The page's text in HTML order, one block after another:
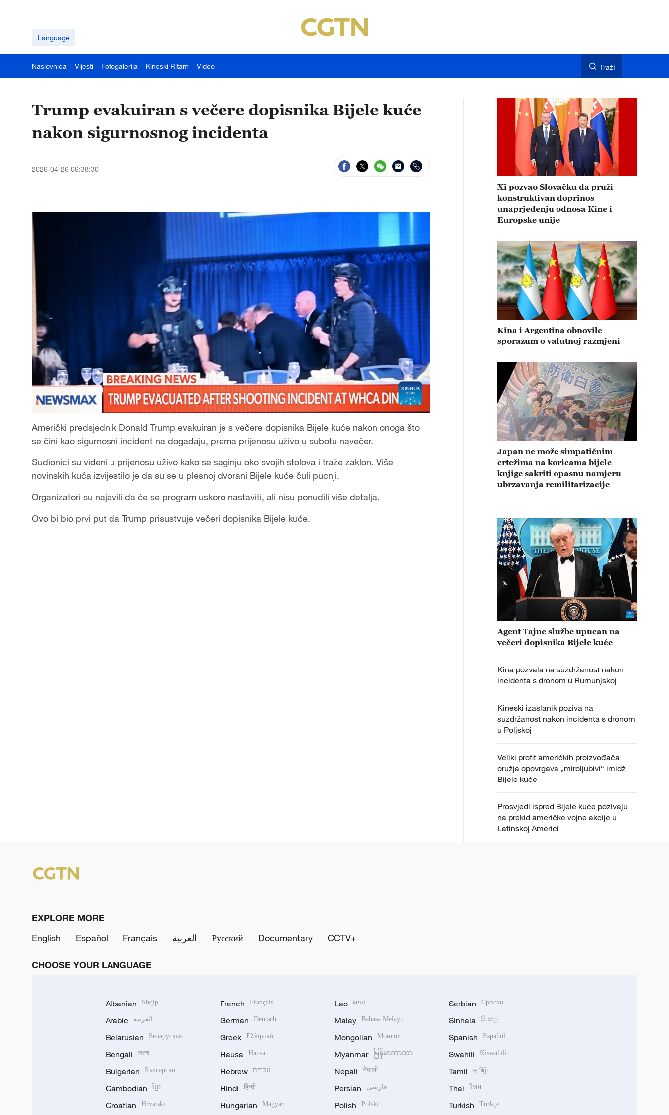
Language
Naslovnica Vijesti Fotogalerija Kineski Ritam Video TražI
Trump evakuiran s večere dopisnika Bijele kuće
nakon sigurnosnog incidenta
2026-04-26 06:38:30
Američki predsjednik Donald Trump evakuiran je s večere dopisnika Bijele kuće nakon onoga što
se čini kao sigurnosni incident na događaju, prema prijenosu uživo u subotu navečer.
Sudionici su viđeni u prijenosu uživo kako se saginju oko svojih stolova i traže zaklon. Više
novinskih kuća izvijestilo je da su se u plesnoj dvorani Bijele kuće čuli pucnji.
Organizatori su najavili da će se program uskoro nastaviti, ali nisu ponudili više detalja.
Ovo bi bio prvi put da Trump prisustvuje večeri dopisnika Bijele kuće.
Xi pozvao Slovačku da pruži
konstruktivan doprinos
unaprjeđenju odnosa Kine i
Europske unije
Kina i Argentina obnovile
sporazum o valutnoj razmjeni
Japan ne može simpatičnim
crtežima na koricama bijele
knjige sakriti opasnu namjeru
ubrzavanja remilitarizacije
Agent Tajne službe upucan na
večeri dopisnika Bijele kuće
Kina pozvala na suzdržanost nakon
incidenta s dronom u Rumunjskoj
Kineski izaslanik poziva na
suzdržanost nakon incidenta s dronom
u Poljskoj
Veliki profit američkih proizvođača
oružja opovrgava „miroljubivi“ imidž
Bijele kuće
Prosvjedi ispred Bijele kuće pozivaju
na prekid američke vojne akcije u
Latinskoj Americi
EXPLORE MORE
English
Español Français العربية Русский Documentary CCTV+
CHOOSE YOUR LANGUAGE
Albanian Shqip
Arabic العربية
Belarusian Беларуская
Bengali বাংলা
Bulgarian Български
Cambodian ខ្មែរ
Croatian Hrvatski
French Français
German Deutsch
Greek Ελληνικά
Hausa Hausa
Hebrew עברית
Hindi हिन्दी
Hungarian Magyar
Lao ລາວ
Malay Bahasa Melayu
Mongolian Монгол
Myanmar မြန်မာဘာသာ
Nepali नेपाली
Persian فارسی
Polish Polski
Serbian Српски
Sinhala සිංහල
Spanish Español
Swahili Kiswahili
Tamil தமிழ்
Thai ไทย
Turkish Türkçe